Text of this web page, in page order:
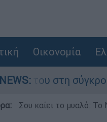
Οικονομία
στη σύγκρουση
Σου καίει το μυαλό: